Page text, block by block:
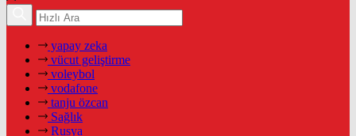
yapay zeka
vücut geliştirme
voleybol
vodafone
tanju özcan
Sağlık
Rusya